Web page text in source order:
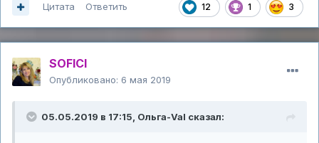
12 1 3
Цитата Ответить
SOFICI
Опубликовано: 6 мая 2019
05.05.2019 в 17:15, Ольга-Val сказал: